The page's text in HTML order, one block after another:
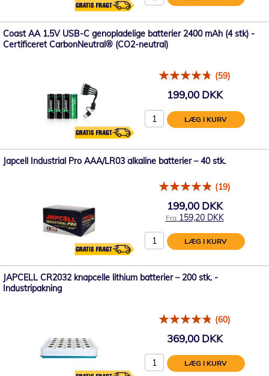
Coast AA 1.5V USB-C genopladelige batterier 2400 mAh (4 stk) -
Certificeret CarbonNeutral® (CO2-neutral)
(59)
199,00 DKK
LÆG I KURV
Japcell Industrial Pro AAA/LR03 alkaline batterier – 40 stk.
(19)
199,00 DKK
Fra 159,20 DKK
LÆG I KURV
JAPCELL CR2032 knapcelle lithium batterier – 200 stk. -
Industripakning
(60)
369,00 DKK
LÆG I KURV